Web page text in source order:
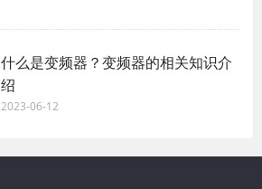
什么是变频器？变频器的相关知识介
绍
2023-06-12